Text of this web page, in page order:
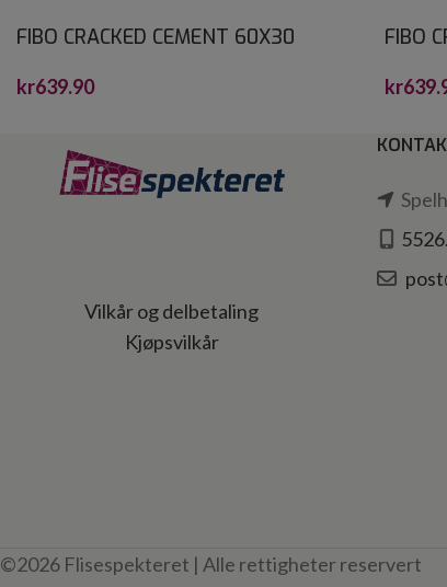
FIBO CRACKED CEMENT 60X30
kr639.90
FIBO
kr
Vilkår og delbetaling
Kjøpsvilkår
©2026 Flisespekteret | Alle rettigheter reservert